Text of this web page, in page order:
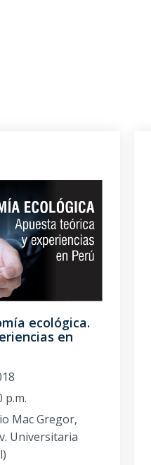
ecológica.
en
p.m.
Mac Gregor,
Universitaria